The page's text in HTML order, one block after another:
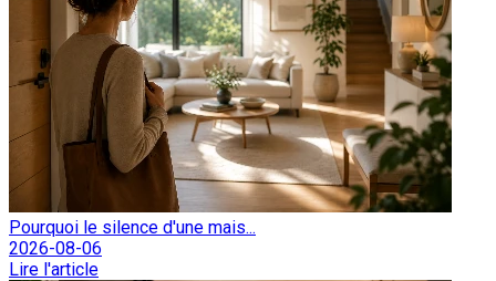
Pourquoi le silence d'une mais...
2026-08-06
Lire l'article